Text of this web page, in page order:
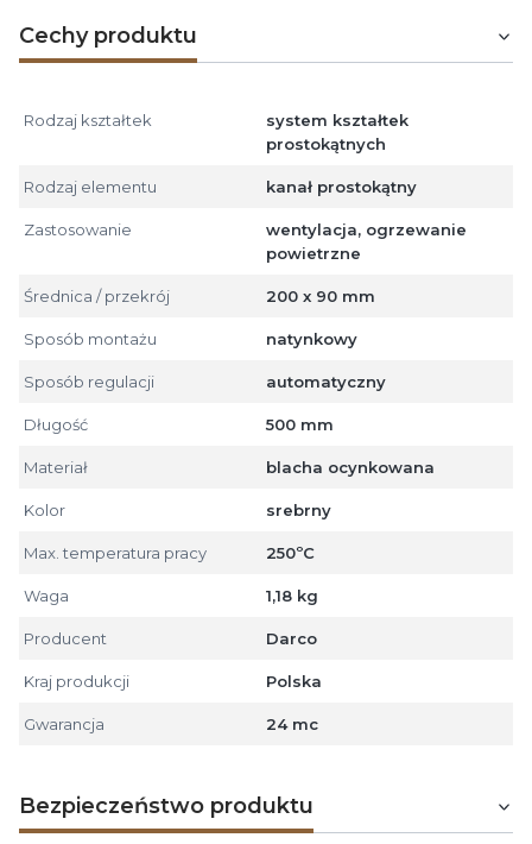
Cechy produktu
Rodzaj kształtek
system kształtek
prostokątnych
Rodzaj elementu kanał prostokątny
Zastosowanie
wentylacja, ogrzewanie
powietrzne
Średnica / przekrój 200 x 90 mm
Sposób montażu natynkowy
Sposób regulacji automatyczny
Długość 500 mm
Materiał blacha ocynkowana
Kolor srebrny
Max. temperatura pracy 250ºC
Waga 1,18 kg
Producent Darco
Kraj produkcji Polska
Gwarancja 24 mc
Bezpieczeństwo produktu